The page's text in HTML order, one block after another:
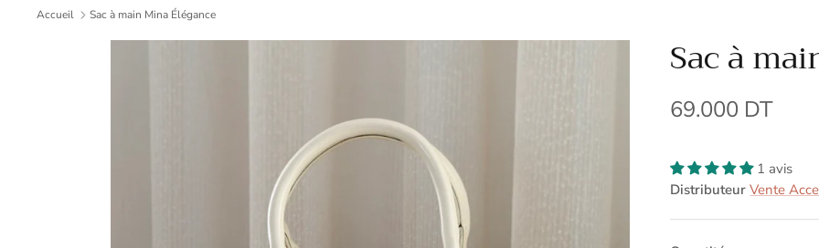
Accueil Sac à main Mina Élégance
Sac à
69.000 DT
1 avis
Distributeur Vente